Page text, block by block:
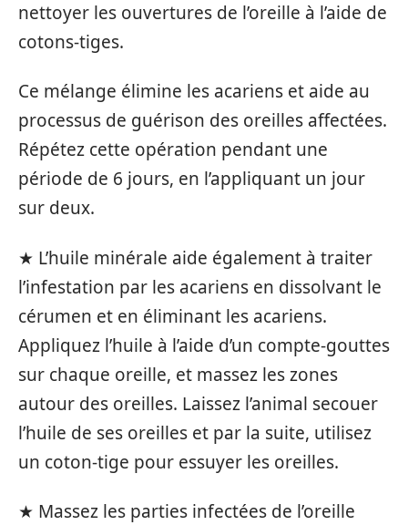
nettoyer les ouvertures de l’oreille à l’aide de
cotons-tiges.
Ce mélange élimine les acariens et aide au
processus de guérison des oreilles affectées.
Répétez cette opération pendant une
période de 6 jours, en l’appliquant un jour
sur deux.
★ L’huile minérale aide également à traiter
l’infestation par les acariens en dissolvant le
cérumen et en éliminant les acariens.
Appliquez l’huile à l’aide d’un compte-gouttes
sur chaque oreille, et massez les zones
autour des oreilles. Laissez l’animal secouer
l’huile de ses oreilles et par la suite, utilisez
un coton-tige pour essuyer les oreilles.
★ Massez les parties infectées de l’oreille